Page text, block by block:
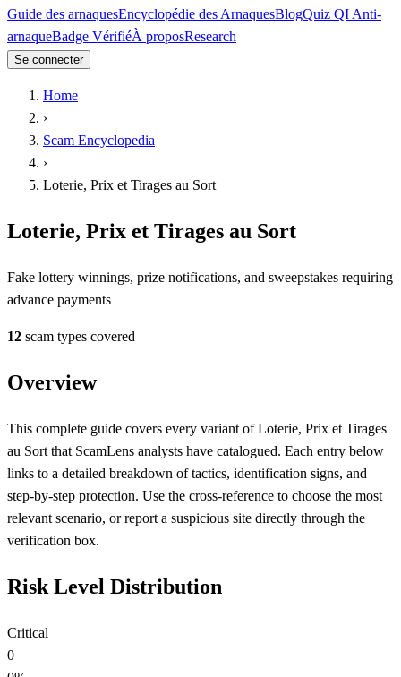
Guide des arnaquesEncyclopédie des ArnaquesBlogQuiz QI Anti-
arnaqueBadge VérifiéÀ proposResearch
Se connecter
Home
›
Scam Encyclopedia
›
Loterie, Prix et Tirages au Sort
Loterie, Prix et Tirages au Sort
Fake lottery winnings, prize notifications, and sweepstakes requiring
advance payments
12 scam types covered
Overview
This complete guide covers every variant of Loterie, Prix et Tirages
au Sort that ScamLens analysts have catalogued. Each entry below
links to a detailed breakdown of tactics, identification signs, and
step-by-step protection. Use the cross-reference to choose the most
relevant scenario, or report a suspicious site directly through the
verification box.
Risk Level Distribution
Critical
0